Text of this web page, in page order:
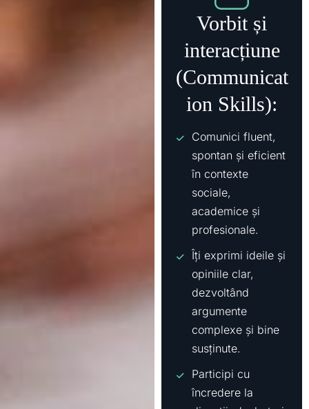
Vorbit și
interacțiune
(Communicat
ion Skills):
Comunici fluent,
spontan și eficient
în contexte
sociale,
academice și
profesionale.
Îți exprimi ideile și
opiniile clar,
dezvoltând
argumente
complexe și bine
susținute.
Participi cu
încredere la